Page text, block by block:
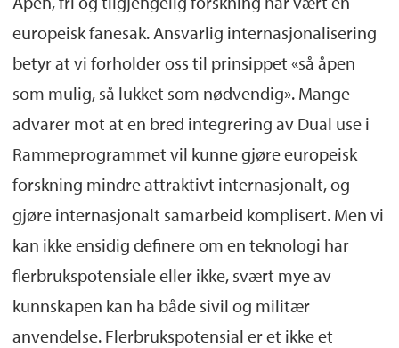
europeisk fanesak. Ansvarlig internasjonalisering
betyr at vi forholder oss til prinsippet «så åpen
som mulig, så lukket som nødvendig». Mange
advarer mot at en bred integrering av Dual use i
Rammeprogrammet vil kunne gjøre europeisk
forskning mindre attraktivt internasjonalt, og
gjøre internasjonalt samarbeid komplisert. Men vi
kan ikke ensidig definere om en teknologi har
flerbrukspotensiale eller ikke, svært mye av
kunnskapen kan ha både sivil og militær
anvendelse. Flerbrukspotensial er et ikke et